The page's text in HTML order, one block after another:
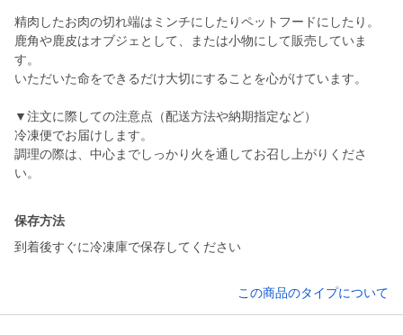
精肉したお肉の切れ端はミンチにしたりペットフードにしたり。
鹿角や鹿皮はオブジェとして、または小物にして販売していま
す。
いただいた命をできるだけ大切にすることを心がけています。
▼注文に際しての注意点（配送方法や納期指定など）
冷凍便でお届けします。
調理の際は、中心までしっかり火を通してお召し上がりくださ
い。
保存方法
到着後すぐに冷凍庫で保存してください
この商品のタイプについて